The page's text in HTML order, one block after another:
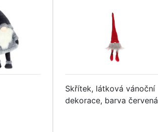
Skřítek, látková vánoční
dekorace, barva červená